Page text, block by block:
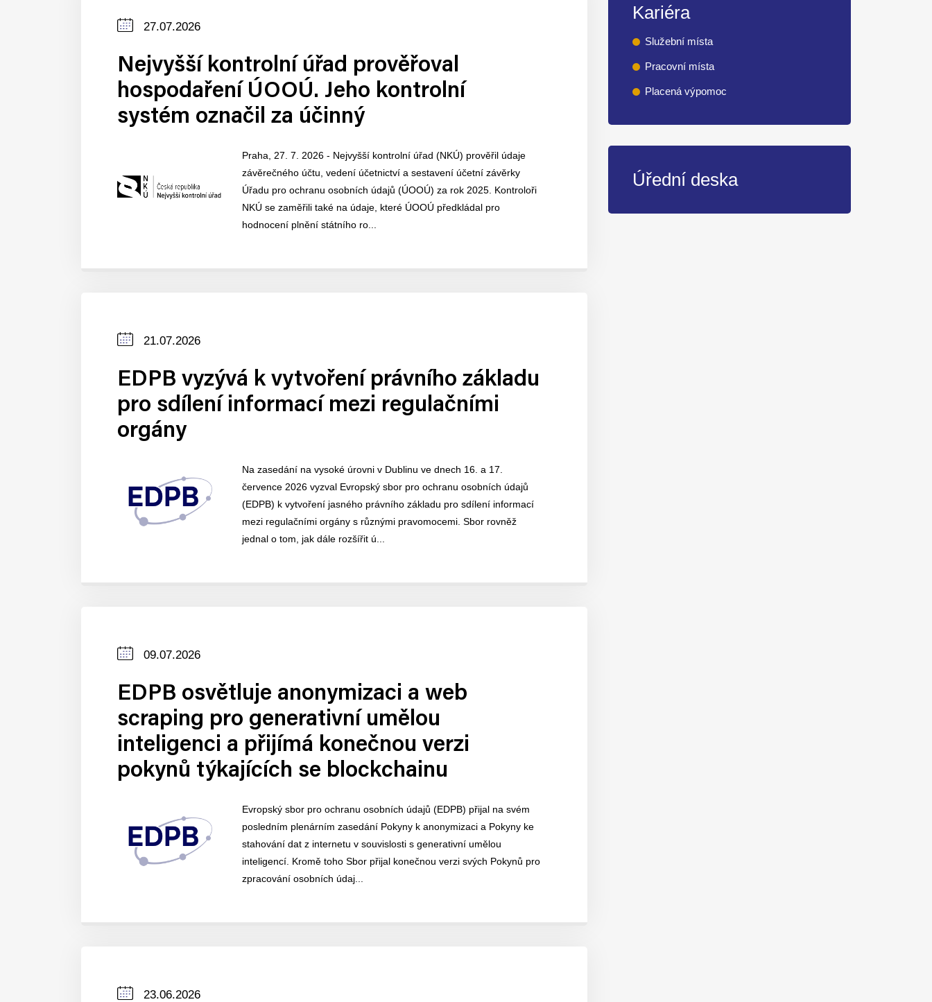
Datum
27.07.2026
Nejvyšší kontrolní úřad prověřoval
hospodaření ÚOOÚ. Jeho kontrolní
systém označil za účinný
Praha, 27. 7. 2026 - Nejvyšší kontrolní úřad (NKÚ) prověřil údaje
závěrečného účtu, vedení účetnictví a sestavení účetní závěrky
Úřadu pro ochranu osobních údajů (ÚOOÚ) za rok 2025. Kontroloři
NKÚ se zaměřili také na údaje, které ÚOOÚ předkládal pro
hodnocení plnění státního ro...
Datum
21.07.2026
EDPB vyzývá k vytvoření právního základu
pro sdílení informací mezi regulačními
orgány
Na zasedání na vysoké úrovni v Dublinu ve dnech 16. a 17.
července 2026 vyzval Evropský sbor pro ochranu osobních údajů
(EDPB) k vytvoření jasného právního základu pro sdílení informací
mezi regulačními orgány s různými pravomocemi. Sbor rovněž
jednal o tom, jak dále rozšířit ú...
Datum
09.07.2026
EDPB osvětluje anonymizaci a web
scraping pro generativní umělou
inteligenci a přijímá konečnou verzi
pokynů týkajících se blockchainu
Evropský sbor pro ochranu osobních údajů (EDPB) přijal na svém
posledním plenárním zasedání Pokyny k anonymizaci a Pokyny ke
stahování dat z internetu v souvislosti s generativní umělou
inteligencí. Kromě toho Sbor přijal konečnou verzi svých Pokynů pro
zpracování osobních údaj...
Datum
23.06.2026
Kariéra
Služební místa
Pracovní místa
Placená výpomoc
Úřední deska